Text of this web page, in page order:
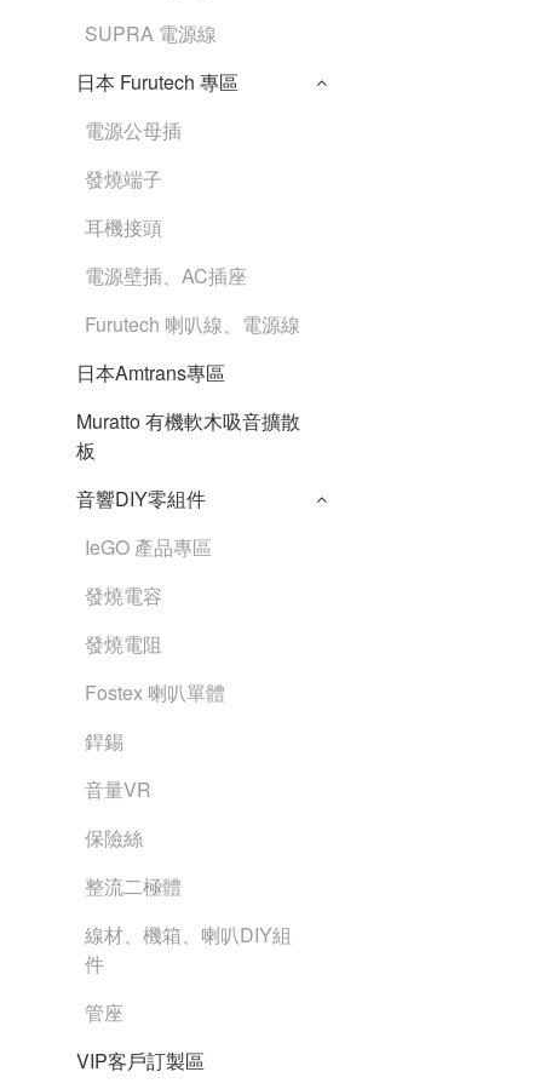
SUPRA 電源線
日本 Furutech 專區
電源公母插
發燒端子
耳機接頭
電源壁插、AC插座
Furutech 喇叭線、電源線
日本Amtrans專區
Muratto 有機軟木吸音擴散
板
音響DIY零組件
IeGO 產品專區
發燒電容
發燒電阻
Fostex 喇叭單體
銲錫
音量VR
保險絲
整流二極體
線材、機箱、喇叭DIY組
件
管座
VIP客戶訂製區